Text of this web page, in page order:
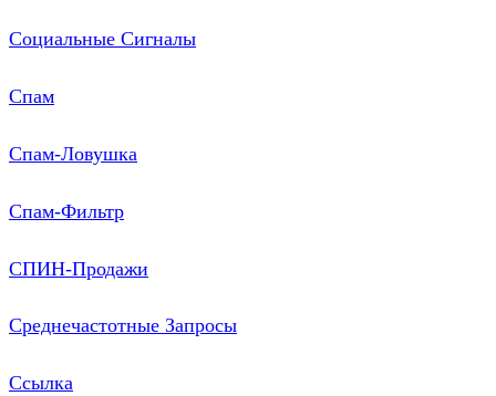
Социальные Сигналы
Спам
Спам-Ловушка
Спам-Фильтр
СПИН-Продажи
Среднечастотные Запросы
Ссылка